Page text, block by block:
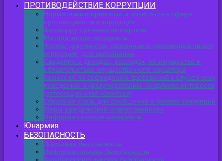
ПРОТИВОДЕЙСТВИЕ КОРРУПЦИИ
Нормативные правовые и иные акты в сфере
противодействия коррупции
Антикоррупционная экспертиза
Методические материалы
Формы документов, связанных с противодействием
коррупции, для заполнения
Сведения о доходах, расходах, об имуществе и
обязательствах имущественного характера
Комиссия по соблюдению требований к служебному
поведению и урегулированию конфликта интересов
(аттестационная комиссия)
Обратная связь для сообщений о фактах коррупции
Меры юридической ответственности
Информационные материалы
Юнармия
БЕЗОПАСНОСТЬ
Дорожная безопасность
Информационная безопасность